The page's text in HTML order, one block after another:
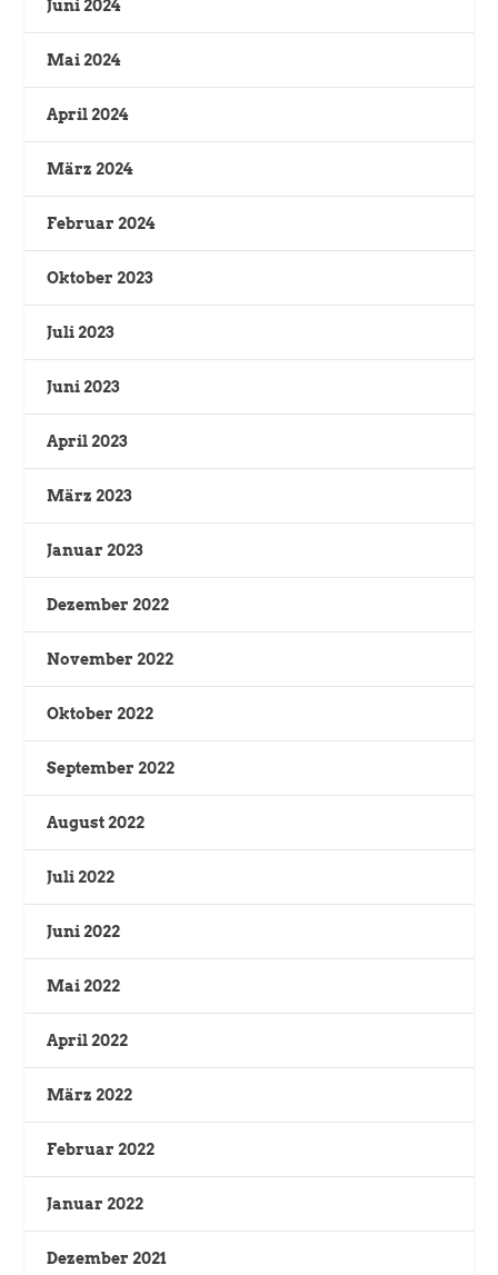
Juni 2024
Mai 2024
April 2024
März 2024
Februar 2024
Oktober 2023
Juli 2023
Juni 2023
April 2023
März 2023
Januar 2023
Dezember 2022
November 2022
Oktober 2022
September 2022
August 2022
Juli 2022
Juni 2022
Mai 2022
April 2022
März 2022
Februar 2022
Januar 2022
Dezember 2021